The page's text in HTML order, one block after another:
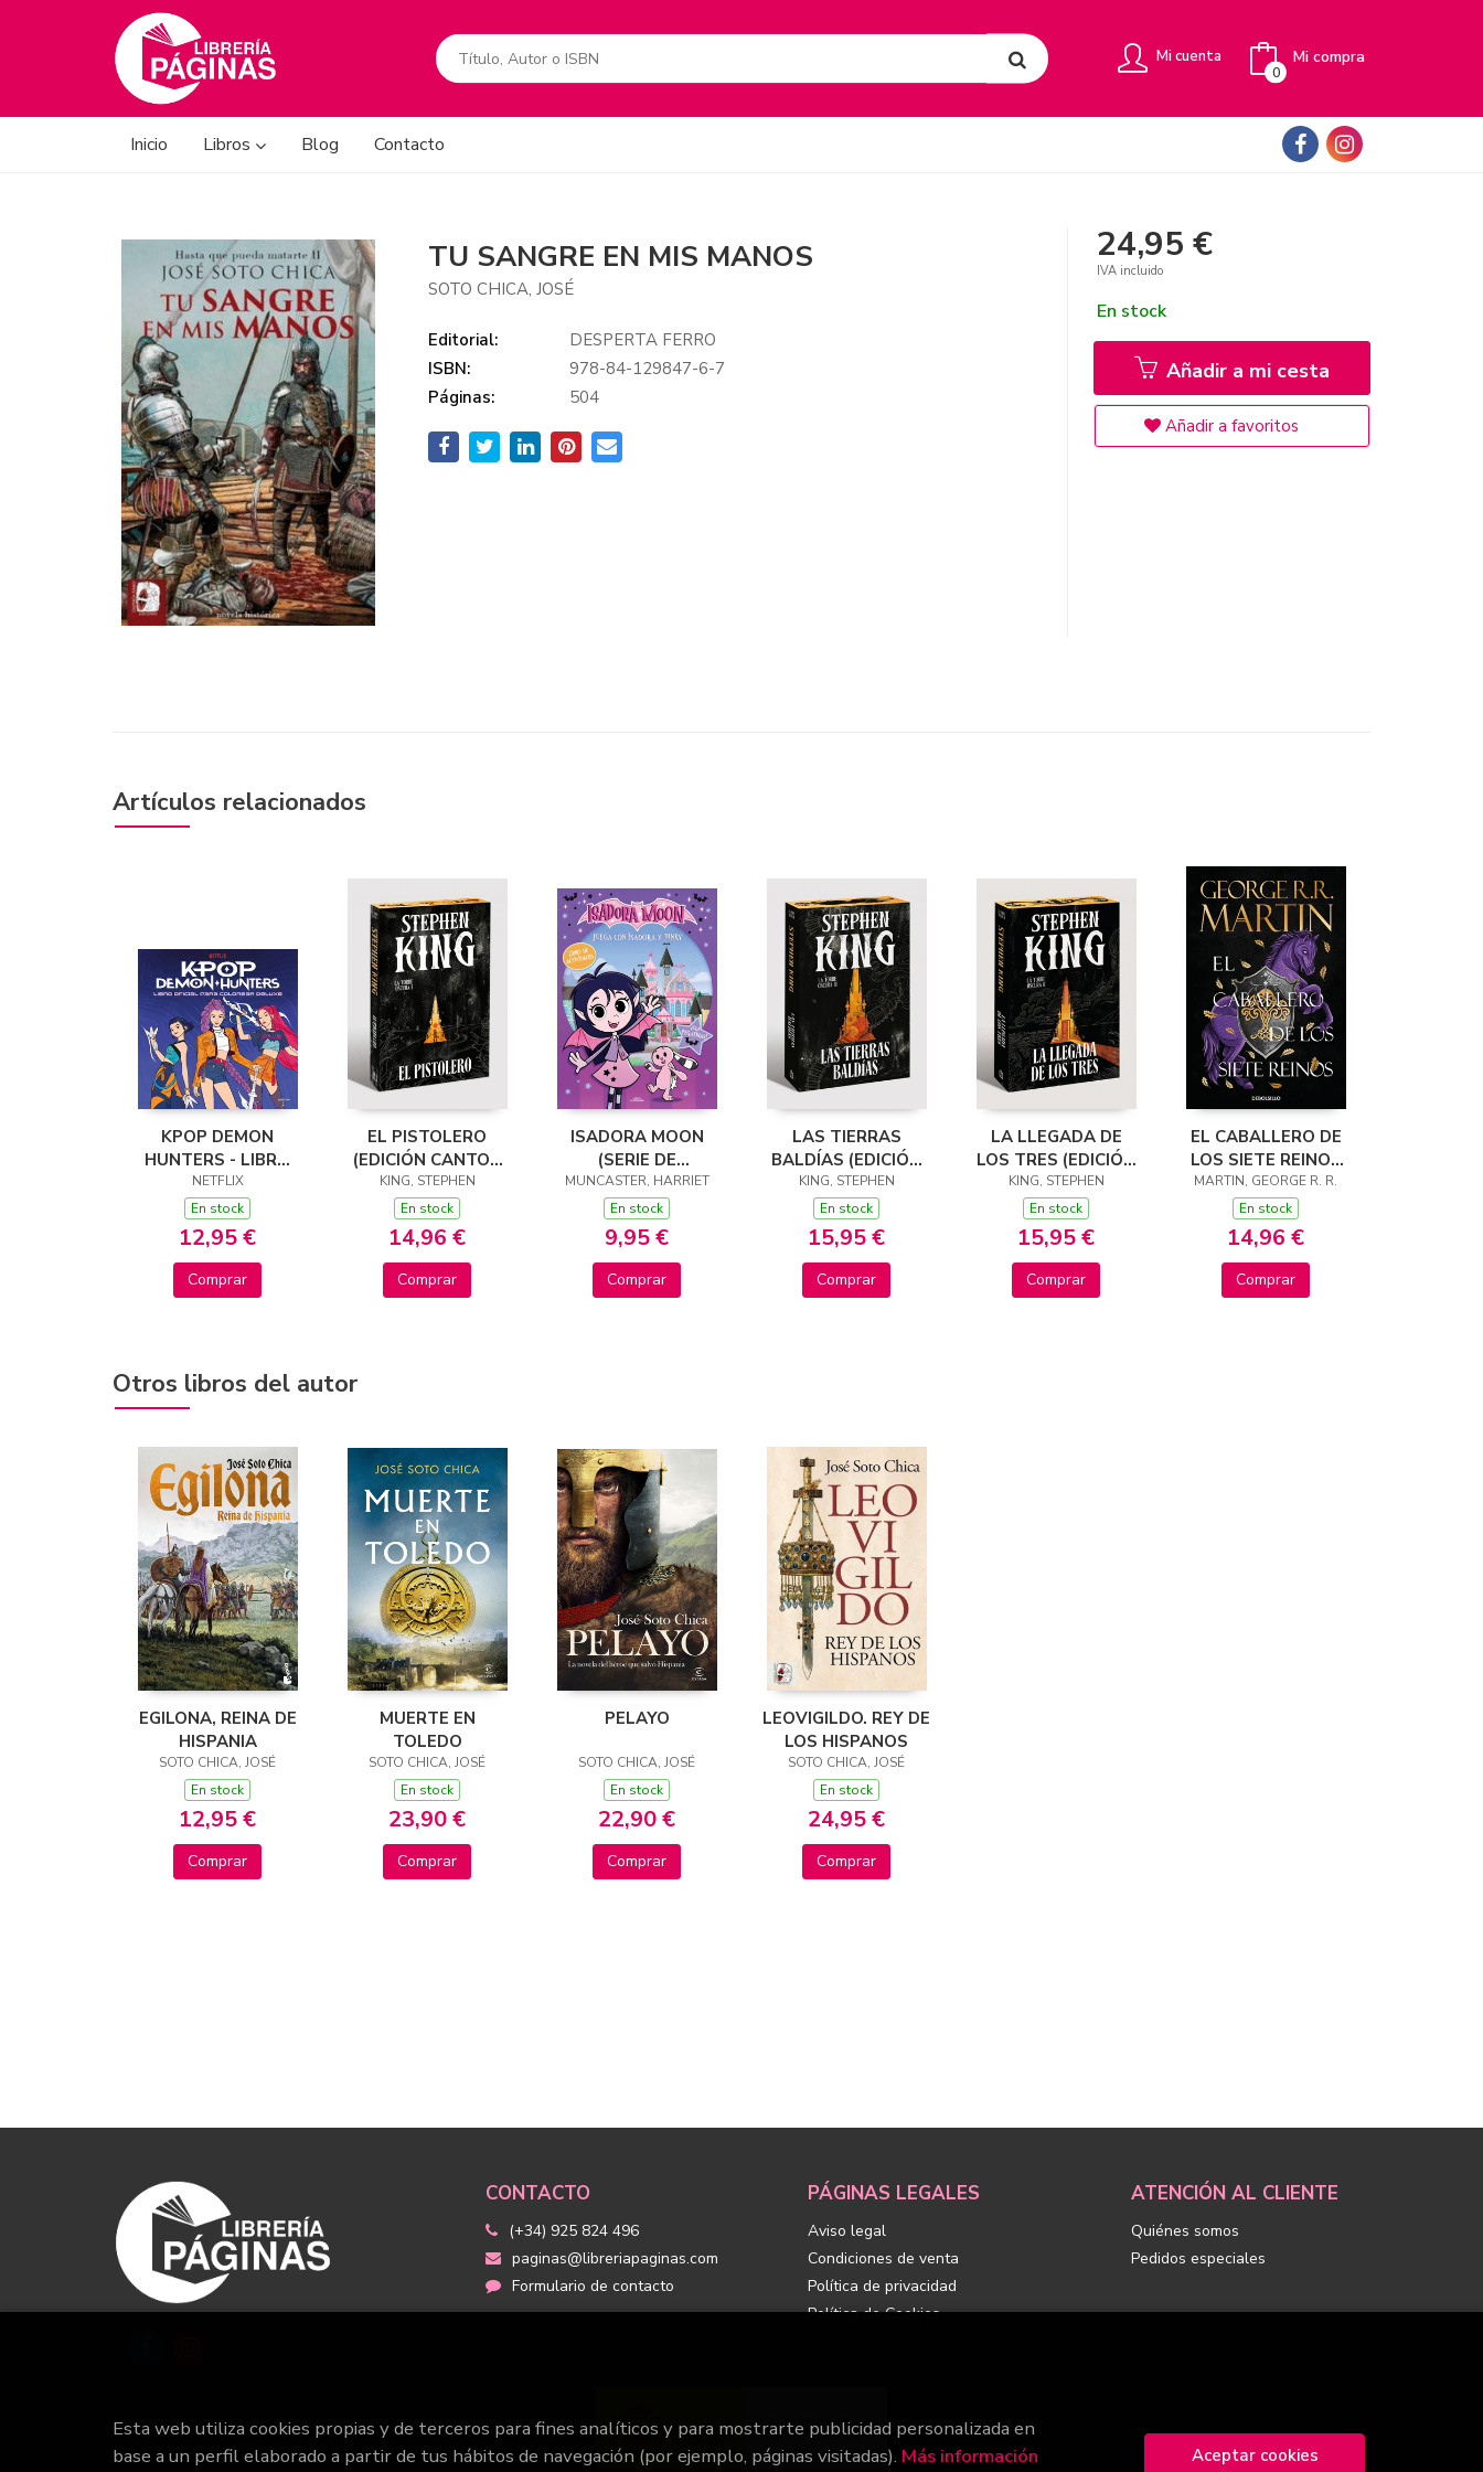
Mi cuenta Mi compra
0
Inicio Libros Blog Contacto
TU SANGRE EN MIS MANOS
SOTO CHICA, JOSÉ
Editorial:
DESPERTA FERRO
ISBN:
978-84-129847-6-7
Páginas:
504
24,95 €
IVA incluido
En stock
Añadir a mi cesta
Añadir a favoritos
Artículos relacionados
KPOP DEMON
HUNTERS - LIBRO
OFICIAL PARA
COLOREAR DELUXE
NETFLIX
En stock
12,95 €
Comprar
EL PISTOLERO
(EDICIÓN CANTOS
TINTADOS) (LA
TORRE OSCURA 1)
KING, STEPHEN
En stock
14,96 €
Comprar
ISADORA MOON
(SERIE DE
TELEVISIÓN) -
JUEGA CON
ISADORA Y PINKY
MUNCASTER, HARRIET
En stock
9,95 €
Comprar
LAS TIERRAS
BALDÍAS (EDICIÓN
CANTOS
TINTADOS) (LA
TORRE OSCURA 3)
KING, STEPHEN
En stock
15,95 €
Comprar
LA LLEGADA DE
LOS TRES (EDICIÓN
CANTOS
TINTADOS) (LA
TORRE OSCURA 2)
KING, STEPHEN
En stock
15,95 €
Comprar
EL CABALLERO DE
LOS SIETE REINOS
(CANCIÓN DE HIELO
Y FUEGO)
MARTIN, GEORGE R. R.
En stock
14,96 €
Comprar
Otros libros del autor
EGILONA, REINA DE
HISPANIA
SOTO CHICA, JOSÉ
En stock
12,95 €
Comprar
MUERTE EN
TOLEDO
SOTO CHICA, JOSÉ
En stock
23,90 €
Comprar
PELAYO
SOTO CHICA, JOSÉ
En stock
22,90 €
Comprar
LEOVIGILDO. REY DE
LOS HISPANOS
SOTO CHICA, JOSÉ
En stock
24,95 €
Comprar
CONTACTO
(+34) 925 824 496
paginas@libreriapaginas.com
Formulario de contacto
PÁGINAS LEGALES
Aviso legal
Condiciones de venta
Política de privacidad
Política de Cookies
ATENCIÓN AL CLIENTE
Quiénes somos
Pedidos especiales
Esta web utiliza cookies propias y de terceros para fines analíticos y para mostrarte publicidad personalizada en
base a un perfil elaborado a partir de tus hábitos de navegación (por ejemplo, páginas visitadas). Más información
Aceptar cookies